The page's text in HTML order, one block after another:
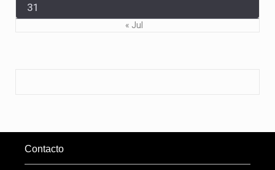
31
« Jul
Contacto